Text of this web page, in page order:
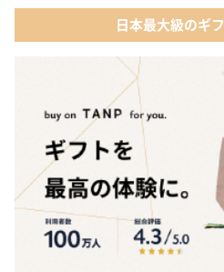
日本最大級のギ